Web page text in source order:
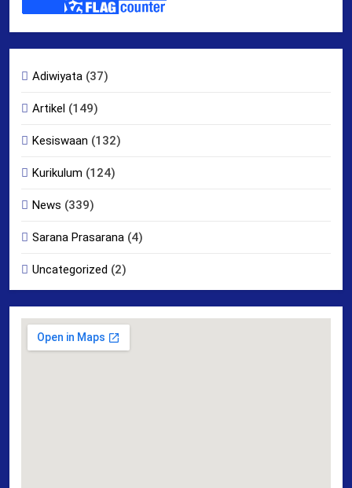
Adiwiyata (37)
Artikel (149)
Kesiswaan (132)
Kurikulum (124)
News (339)
Sarana Prasarana (4)
Uncategorized (2)